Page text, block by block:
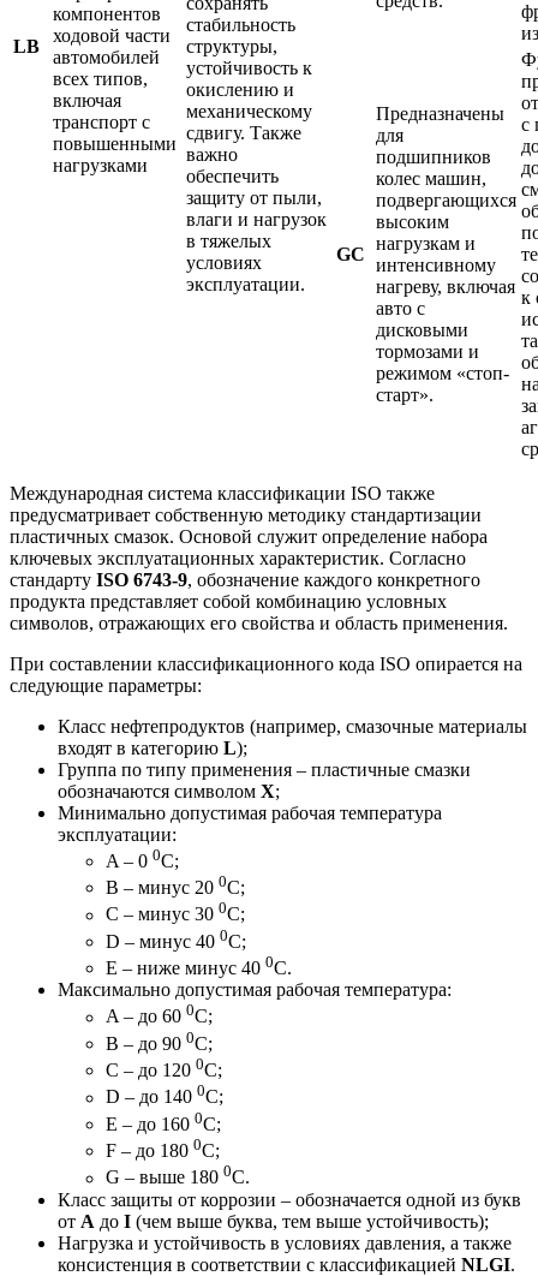
LB
компонентов
ходовой части
автомобилей
всех типов,
включая
транспорт с
повышенными
нагрузками
стабильность
структуры,
устойчивость к
окислению и
механическому
сдвигу. Также
важно
обеспечить
защиту от пыли,
влаги и нагрузок
в тяжелых
условиях
эксплуатации.
GC
Предназначены
для
подшипников
колес машин,
подвергающихся
высоким
нагрузкам и
интенсивному
нагреву, включая
авто с
дисковыми
тормозами и
режимом «стоп-
старт».
с
к
Международная система классификации ISO также
предусматривает собственную методику стандартизации
пластичных смазок. Основой служит определение набора
ключевых эксплуатационных характеристик. Согласно
стандарту ISO 6743-9, обозначение каждого конкретного
продукта представляет собой комбинацию условных
символов, отражающих его свойства и область применения.
При составлении классификационного кода ISO опирается на
следующие параметры:
Класс нефтепродуктов (например, смазочные материалы
входят в категорию L);
Группа по типу применения – пластичные смазки
обозначаются символом X;
Минимально допустимая рабочая температура
эксплуатации:
A – 0 0С;
B – минус 20 0С;
C – минус 30 0С;
D – минус 40 0С;
E – ниже минус 40 0С.
Максимально допустимая рабочая температура:
A – до 60 0С;
B – до 90 0С;
C – до 120 0С;
D – до 140 0С;
E – до 160 0С;
F – до 180 0С;
G – выше 180 0С.
Класс защиты от коррозии – обозначается одной из букв
от A до I (чем выше буква, тем выше устойчивость);
Нагрузка и устойчивость в условиях давления, а также
консистенция в соответствии с классификацией NLGI.